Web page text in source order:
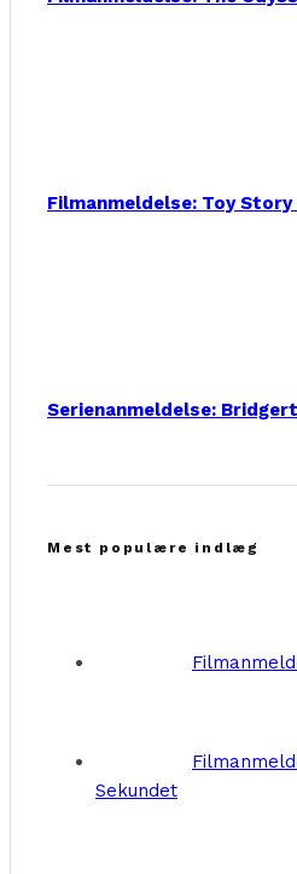
Filmanmeldelse: Toy Story
Serienanmeldelse:
Mest populære indlæg
Sekundet